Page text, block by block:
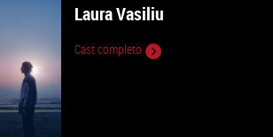
Laura Vasiliu
Cast completo